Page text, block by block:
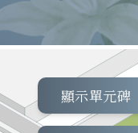
顯示單元碑